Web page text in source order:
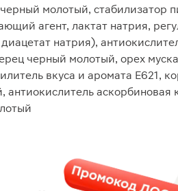
молотый, стабилизатор
агент, лактат натрия,
натрия),
черный молотый, орех
вкуса и аромата Е621,
аскорбиновая